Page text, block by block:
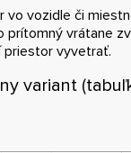
vo vozidle či
prítomný vrátane
priestor vyvetrať.
variant